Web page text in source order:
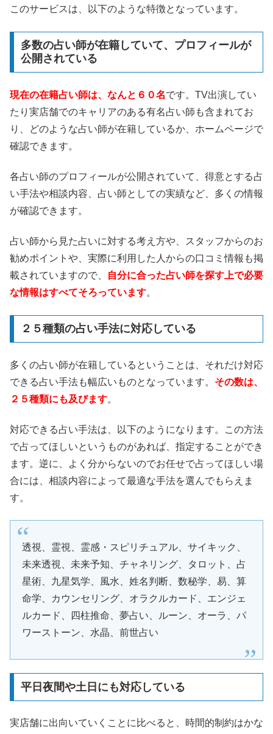
このサービスは、以下のような特徴となっています。
多数の占い師が在籍していて、プロフィールが
公開されている
現在の在籍占い師は、なんと６０名です。TV出演してい
たり実店舗でのキャリアのある有名占い師も含まれてお
り、どのような占い師が在籍しているか、ホームページで
確認できます。
各占い師のプロフィールが公開されていて、得意とする占
い手法や相談内容、占い師としての実績など、多くの情報
が確認できます。
占い師から見た占いに対する考え方や、スタッフからのお
勧めポイントや、実際に利用した人からの口コミ情報も掲
載されていますので、
自分に合った占い師を探す上で必要
な情報はすべてそろっています。
２５種類の占い手法に対応している
多くの占い師が在籍しているということは、それだけ対応
できる占い手法も幅広いものとなっています。 その数は、
２５種類にも及びます。
対応できる占い手法は、以下のようになります。この方法
で占ってほしいというものがあれば、指定することができ
ます。逆に、よく分からないのでお任せで占ってほしい場
合には、相談内容によって最適な手法を選んでもらえま
す。
透視、霊視、霊感・スピリチュアル、サイキック、
未来透視、未来予知、チャネリング、タロット、占
星術、九星気学、風水、姓名判断、数秘学、易、算
命学、カウンセリング、オラクルカード、エンジェ
ルカード、四柱推命、夢占い、ルーン、オーラ、パ
ワーストーン、水晶、前世占い
平日夜間や土日にも対応している
実店舗に出向いていくことに比べると、時間的制約はかな